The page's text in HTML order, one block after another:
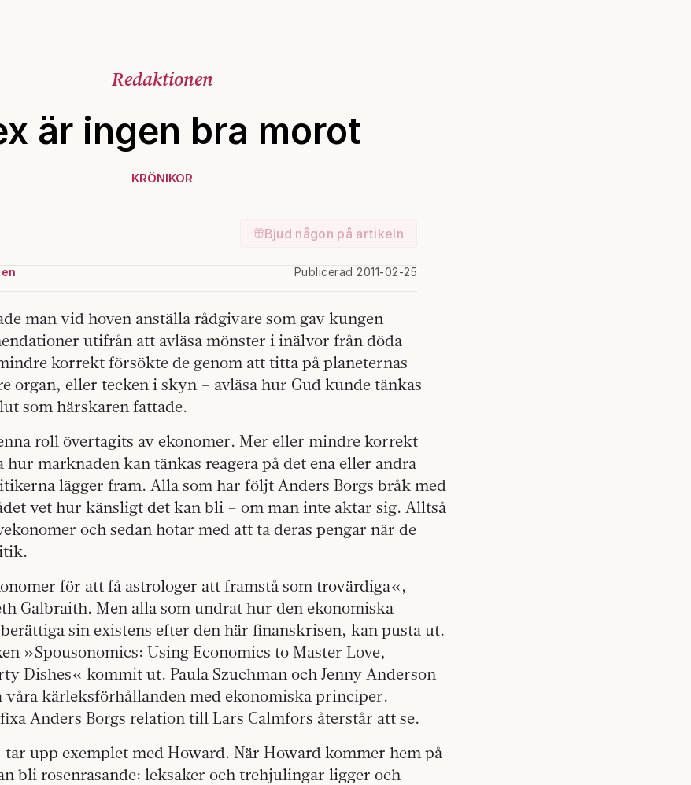
Redaktionen
är ingen bra morot
KRÖNIKOR
Bjud någon på artikeln
Publicerad 2011-02-25
man vid hoven anställa rådgivare som gav kungen
utifrån att avläsa mönster i inälvor från döda
korrekt försökte de genom att titta på planeternas
organ, eller tecken i skyn – avläsa hur Gud kunde tänkas
som härskaren fattade.
roll övertagits av ekonomer. Mer eller mindre korrekt
hur marknaden kan tänkas reagera på det ena eller andra
lägger fram. Alla som har följt Anders Borgs bråk med
vet hur känsligt det kan bli – om man inte aktar sig. Alltså
och sedan hotar med att ta deras pengar när de
för att få astrologer att framstå som trovärdiga«,
Galbraith. Men alla som undrat hur den ekonomiska
sin existens efter den här finanskrisen, kan pusta ut.
»Spousonomics: Using Economics to Master Love,
Dishes« kommit ut. Paula Szuchman och Jenny Anderson
kärleksförhållanden med ekonomiska principer.
Anders Borgs relation till Lars Calmfors återstår att se.
tar upp exemplet med Howard. När Howard kommer hem på
bli rosenrasande: leksaker och trehjulingar ligger och